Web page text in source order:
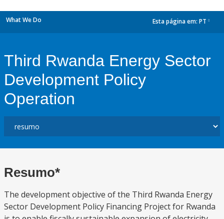
What We Do Esta página em: PT
Third Rwanda Energy Sector
Development Policy
Operation
Resumo*
The development objective of the Third Rwanda Energy
Sector Development Policy Financing Project for Rwanda